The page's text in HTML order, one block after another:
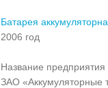
Батарея
2006 год
Название предприятия
ЗАО «Аккумуляторные